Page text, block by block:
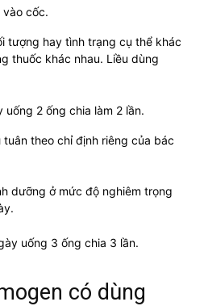
cốc.
tượng hay tình trạng cụ thể khác
thuốc khác nhau. Liều dùng
2 ống chia làm 2 lần.
theo chỉ định riêng của bác
dưỡng ở mức độ nghiêm trọng
uống 3 ống chia 3 lần.
có dùng